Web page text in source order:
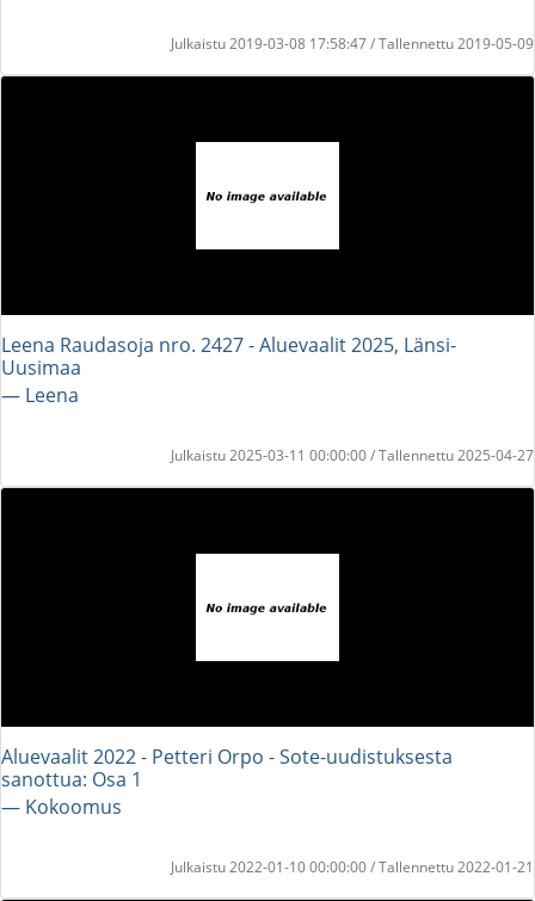
Julkaistu 2019-03-08 17:58:47 / Tallennettu 2019-05-09
Leena Raudasoja nro. 2427 - Aluevaalit 2025, Länsi-
Uusimaa
― Leena
Julkaistu 2025-03-11 00:00:00 / Tallennettu 2025-04-27
Aluevaalit 2022 - Petteri Orpo - Sote-uudistuksesta
sanottua: Osa 1
― Kokoomus
Julkaistu 2022-01-10 00:00:00 / Tallennettu 2022-01-21